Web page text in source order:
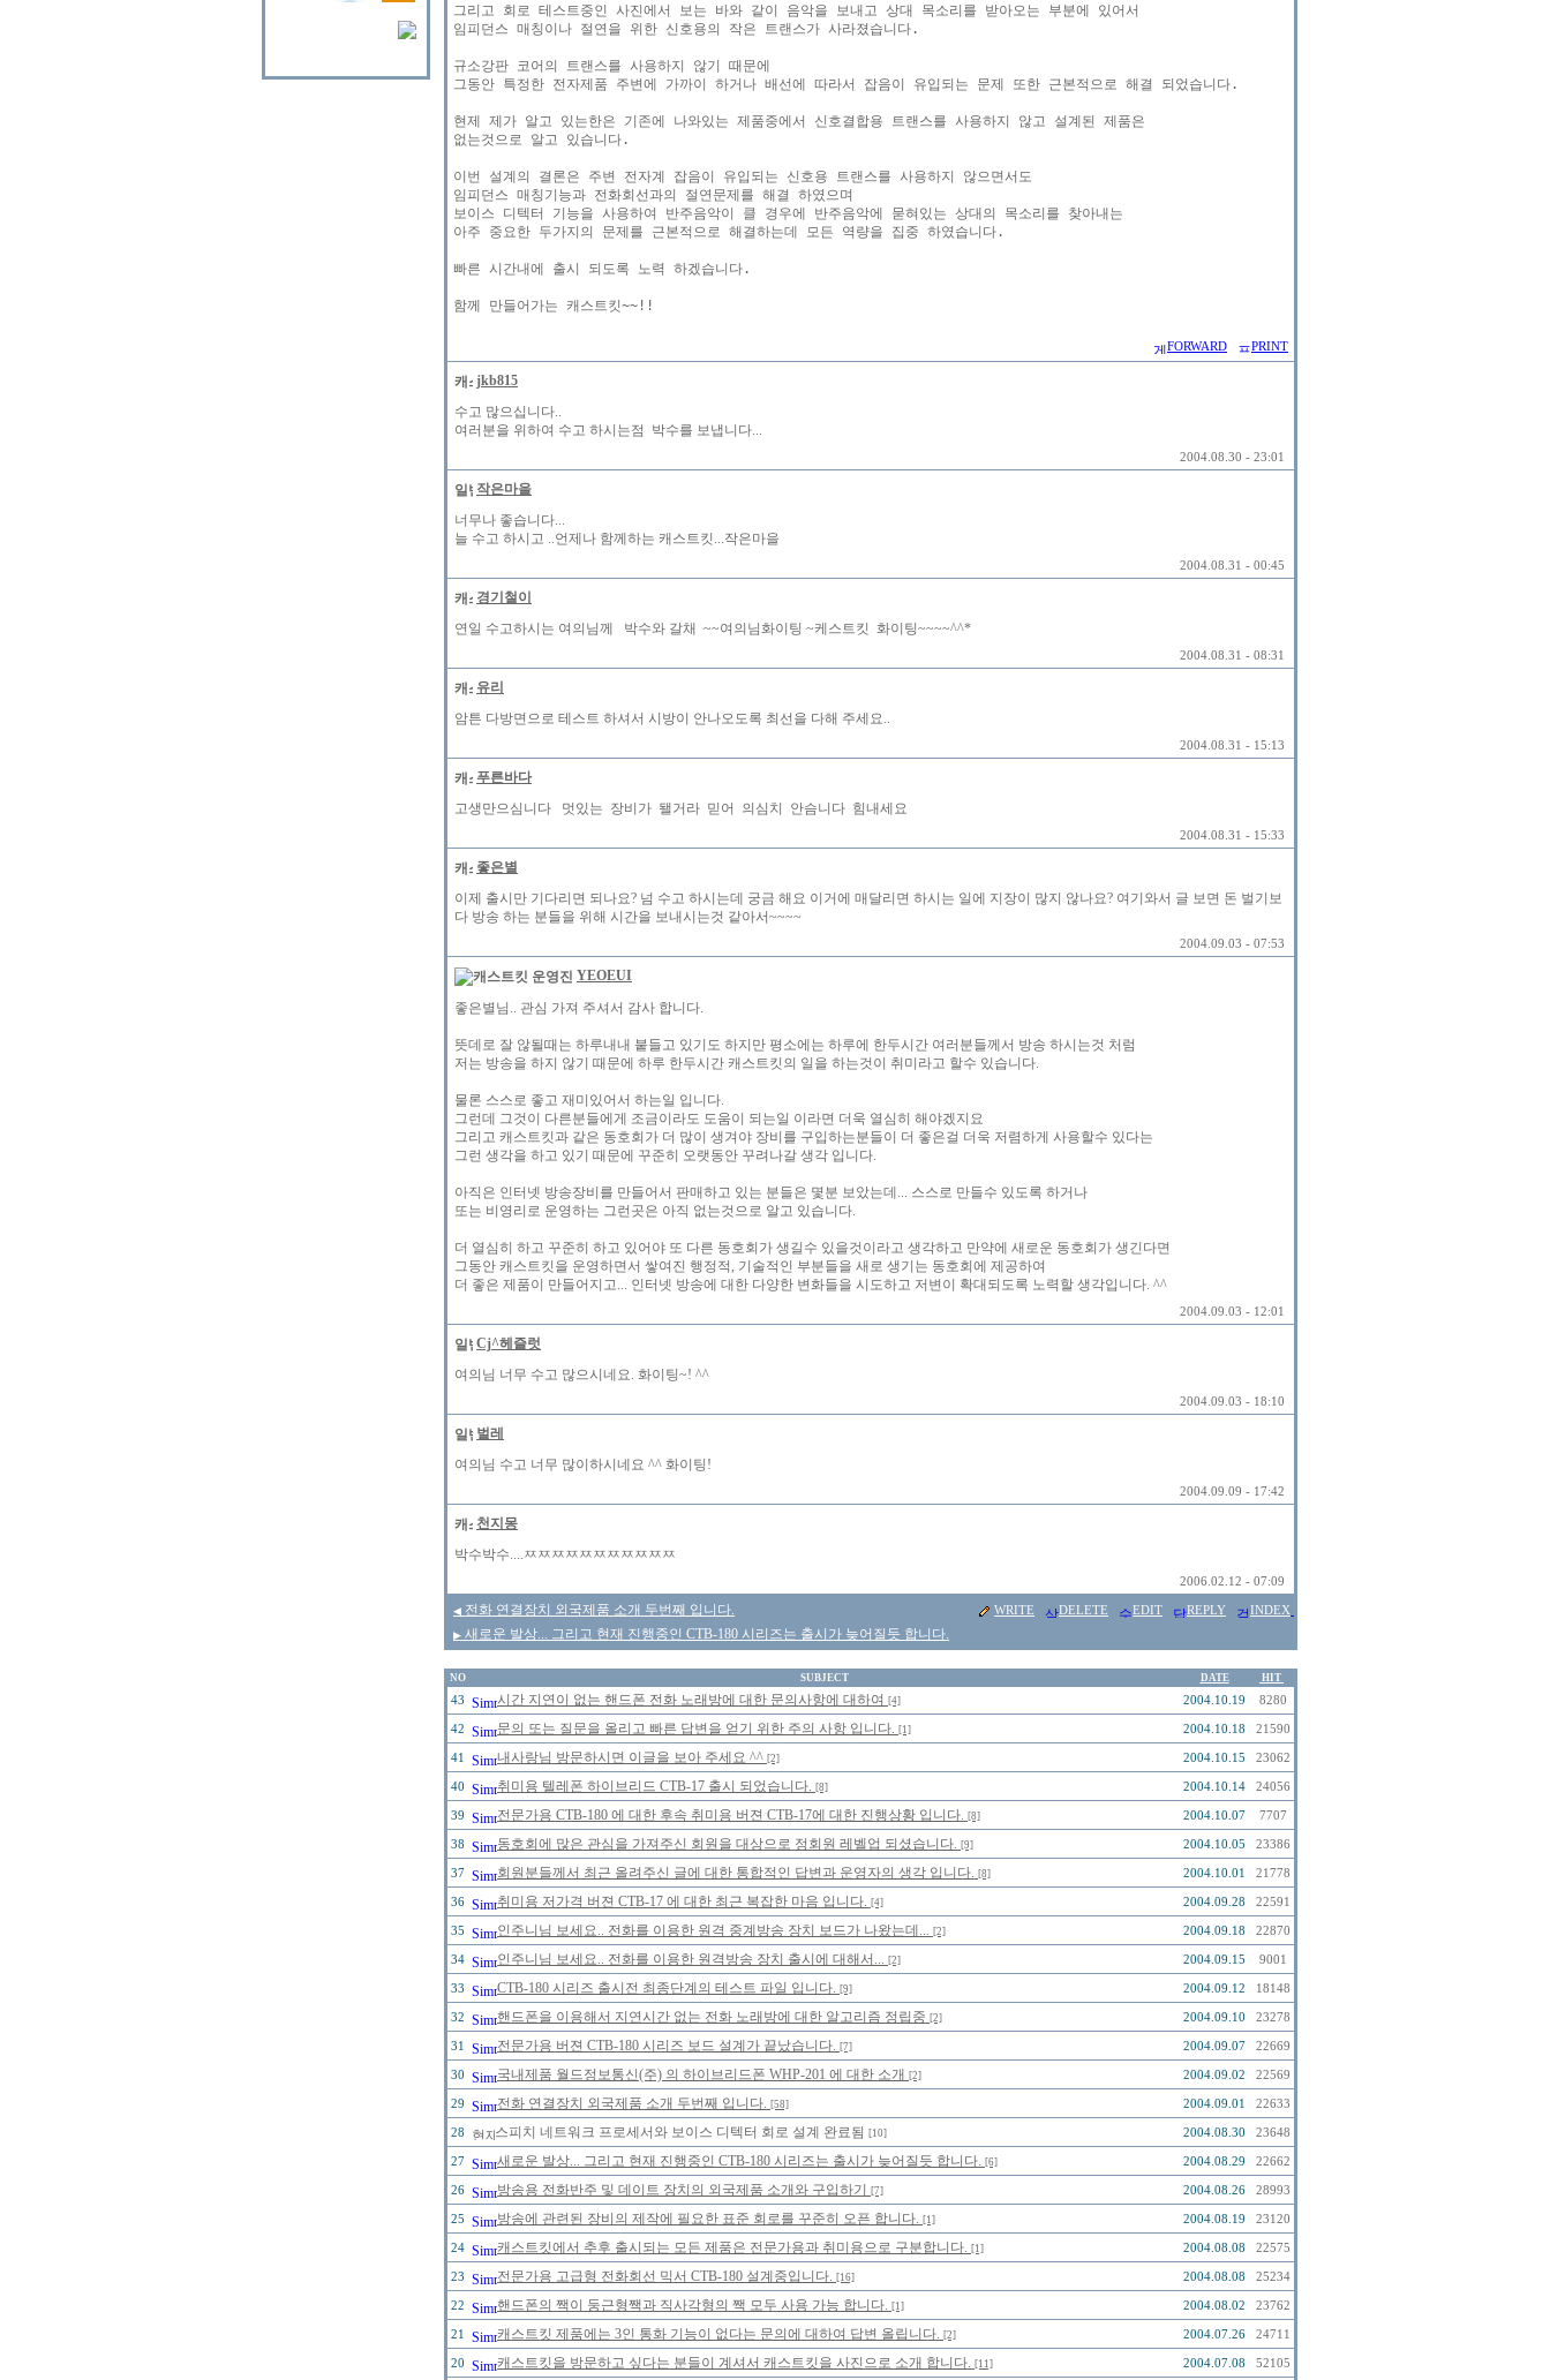
그리고 회로 테스트중인 사진에서 보는 바와 같이 음악을 보내고 상대 목소리를 받아오는 부분에 있어서
임피던스 매칭이나 절연을 위한 신호용의 작은 트랜스가 사라졌습니다.
규소강판 코어의 트랜스를 사용하지 않기 때문에
그동안 특정한 전자제품 주변에 가까이 하거나 배선에 따라서 잡음이 유입되는 문제 또한 근본적으로 해결 되었습니다.
현제 제가 알고 있는한은 기존에 나와있는 제품중에서 신호결합용 트랜스를 사용하지 않고 설계된 제품은
없는것으로 알고 있습니다.
이번 설계의 결론은 주변 전자계 잡음이 유입되는 신호용 트랜스를 사용하지 않으면서도
임피던스 매칭기능과 전화회선과의 절연문제를 해결 하였으며
보이스 디텍터 기능을 사용하여 반주음악이 클 경우에 반주음악에 묻혀있는 상대의 목소리를 찾아내는
아주 중요한 두가지의 문제를 근본적으로 해결하는데 모든 역량을 집중 하였습니다.
빠른 시간내에 출시 되도록 노력 하겠습니다.
FORWARD PRINT
jkb815
수고 많으십니다..
여러분을 위하여 수고 하시는점 박수를 보냅니다...
2004.08.30 - 23:01
작은마을
너무나 좋습니다...
늘 수고 하시고 ..언제나 함께하는 캐스트킷...작은마을
2004.08.31 - 00:45
경기철이
연일 수고하시는 여의님께 박수와 갈채 ~~여의님화이팅 ~케스트킷 화이팅~~~~^^*
2004.08.31 - 08:31
유리
암튼 다방면으로 테스트 하셔서 시방이 안나오도록 최선을 다해 주세요..
2004.08.31 - 15:13
푸른바다
고생만으심니다 멋있는 장비가 됄거라 믿어 의심치 안슴니다 힘내세요
2004.08.31 - 15:33
좋은별
이제 출시만 기다리면 되나요? 넘 수고 하시는데 궁금 해요 이거에 매달리면 하시는 일에 지장이 많지 않나요? 여기와서 글 보면 돈 벌기보
다 방송 하는 분들을 위해 시간을 보내시는것 같아서~~~~
2004.09.03 - 07:53
YEOEUI
좋은별님.. 관심 가져 주셔서 감사 합니다.
뜻데로 잘 않될때는 하루내내 붙들고 있기도 하지만 평소에는 하루에 한두시간 여러분들께서 방송 하시는것 처럼
저는 방송을 하지 않기 때문에 하루 한두시간 캐스트킷의 일을 하는것이 취미라고 할수 있습니다.
물론 스스로 좋고 재미있어서 하는일 입니다.
그런데 그것이 다른분들에게 조금이라도 도움이 되는일 이라면 더욱 열심히 해야겠지요
그리고 캐스트킷과 같은 동호회가 더 많이 생겨야 장비를 구입하는분들이 더 좋은걸 더욱 저렴하게 사용할수 있다는
그런 생각을 하고 있기 때문에 꾸준히 오랫동안 꾸려나갈 생각 입니다.
아직은 인터넷 방송장비를 만들어서 판매하고 있는 분들은 몇분 보았는데... 스스로 만들수 있도록 하거나
또는 비영리로 운영하는 그런곳은 아직 없는것으로 알고 있습니다.
더 열심히 하고 꾸준히 하고 있어야 또 다른 동호회가 생길수 있을것이라고 생각하고 만약에 새로운 동호회가 생긴다면
그동안 캐스트킷을 운영하면서 쌓여진 행정적, 기술적인 부분들을 새로 생기는 동호회에 제공하여
더 좋은 제품이 만들어지고... 인터넷 방송에 대한 다양한 변화들을 시도하고 저변이 확대되도록 노력할 생각입니다. ^^
2004.09.03 - 12:01
Cj^헤즐럿
여의님 너무 수고 많으시네요. 화이팅~! ^^
2004.09.03 - 18:10
벌레
여의님 수고 너무 많이하시네요 ^^ 화이팅!
2004.09.09 - 17:42
천지몽
박수박수....ㅉㅉㅉㅉㅉㅉㅉㅉㅉㅉㅉ
2006.02.12 - 07:09
◀ 전화 연결장치 외국제품 소개 두번째 입니다.
▶ 새로운 발상... 그리고 현재 진행중인 CTB-180 시리즈는 출시가 늦어질듯 합니다.
WRITE DELETE EDIT REPLY INDEX
NO SUBJECT DATE HIT
43 시간 지연이 없는 핸드폰 전화 노래방에 대한 문의사항에 대하여 [4] 2004.10.19 8280
42 문의 또는 질문을 올리고 빠른 답변을 얻기 위한 주의 사항 입니다. [1] 2004.10.18 21590
41 내사랑님 방문하시면 이글을 보아 주세요 ^^ [2] 2004.10.15 23062
40 취미용 텔레폰 하이브리드 CTB-17 출시 되었습니다. [8] 2004.10.14 24056
39 전문가용 CTB-180 에 대한 후속 취미용 버젼 CTB-17에 대한 진행상황 입니다. [8] 2004.10.07 7707
38 동호회에 많은 관심을 가져주신 회원을 대상으로 정회원 레벨업 되셨습니다. [9] 2004.10.05 23386
37 회원분들께서 최근 올려주신 글에 대한 통합적인 답변과 운영자의 생각 입니다. [8] 2004.10.01 21778
36 취미용 저가격 버젼 CTB-17 에 대한 최근 복잡한 마음 입니다. [4] 2004.09.28 22591
35 인주니님 보세요.. 전화를 이용한 원격 중계방송 장치 보드가 나왔는데... [2] 2004.09.18 22870
34 인주니님 보세요.. 전화를 이용한 원격방송 장치 출시에 대해서... [2] 2004.09.15 9001
33 CTB-180 시리즈 출시전 최종단계의 테스트 파일 입니다. [9] 2004.09.12 18148
32 핸드폰을 이용해서 지연시간 없는 전화 노래방에 대한 알고리즘 정립중 [2] 2004.09.10 23278
31 전문가용 버젼 CTB-180 시리즈 보드 설계가 끝났습니다. [7] 2004.09.07 22669
30 국내제품 월드정보통신(주) 의 하이브리드폰 WHP-201 에 대한 소개 [2] 2004.09.02 22569
29 전화 연결장치 외국제품 소개 두번째 입니다. [58] 2004.09.01 22633
28 스피치 네트워크 프로세서와 보이스 디텍터 회로 설계 완료됨 [10] 2004.08.30 23648
27 새로운 발상... 그리고 현재 진행중인 CTB-180 시리즈는 출시가 늦어질듯 합니다. [6] 2004.08.29 22662
26 방송용 전화반주 및 데이트 장치의 외국제품 소개와 구입하기 [7] 2004.08.26 28993
25 방송에 관련된 장비의 제작에 필요한 표준 회로를 꾸준히 오픈 합니다. [1] 2004.08.19 23120
24 캐스트킷에서 추후 출시되는 모든 제품은 전문가용과 취미용으로 구분합니다. [1] 2004.08.08 22575
23 전문가용 고급형 전화회선 믹서 CTB-180 설계중입니다. [16] 2004.08.08 25234
22 핸드폰의 짹이 둥근형짹과 직사각형의 짹 모두 사용 가능 합니다. [1] 2004.08.02 23762
21 캐스트킷 제품에는 3인 통화 기능이 없다는 문의에 대하여 답변 올립니다. [2] 2004.07.26 24711
20 캐스트킷을 방문하고 싶다는 분들이 계셔서 캐스트킷을 사진으로 소개 합니다. [11] 2004.07.08 52105